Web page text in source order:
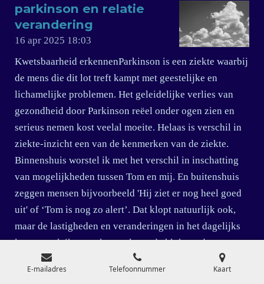
parkinson en relatie
verandering
16 apr 2025 18:03
Kwetsbaarheid erkennenParkinson is een ziekte waarbij
de mens die dit lot treft kampt met geestelijke en
lichamelijke problemen. Het geleidelijke verlies van
gezondheid door Parkinson reëel onder ogen zien en
serieus nemen kost veelal moeite. Helaas is verschil in
ziekte-inzicht een van de kenmerken van de ziekte.
Binnenshuis worstel ik met het verschil in inschatting
van mogelijkheden tussen Tom en mij. En buitenshuis
zeggen mensen bijvoorbeeld 'Hij ziet er nog heel goed
uit' of ‘Tom is nog zo alert’. Dat klopt natuurlijk ook,
maar de lastigheden en veranderingen in het dagelijks
leven maak ik vooral mee als we de klok rond samen
zijn. Naasten benadrukken liefst dat wat er nog wel is
E-mailadres Telefoonnummer Kaart